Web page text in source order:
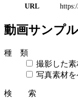
URL
動画サンプ
種 類
撮影した
写真素材を
検 索